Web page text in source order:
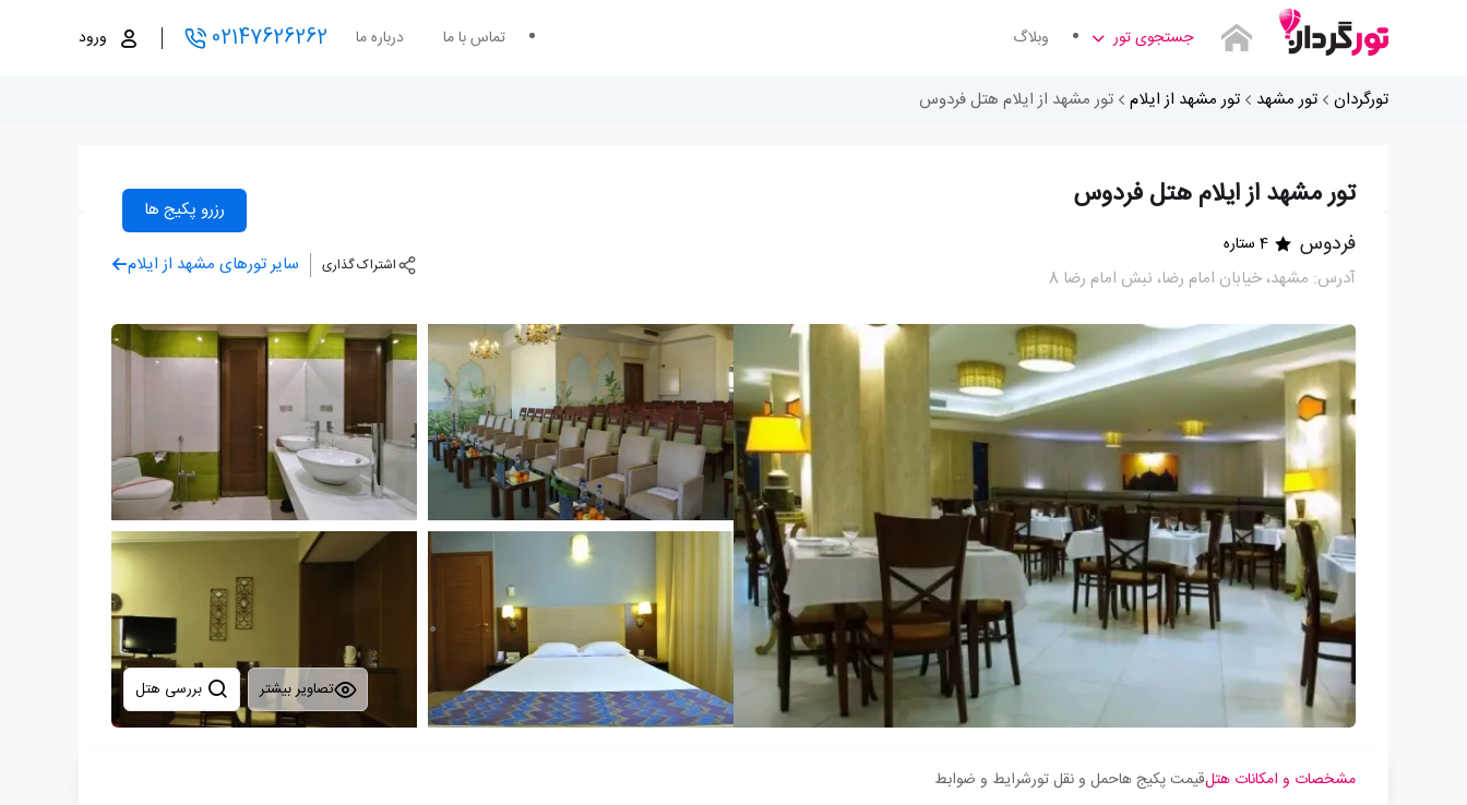
جستجوی تور وبلاگ تماس با ما درباره ما 02147626262 ورود
تورگردان تور مشهد تور مشهد از ایلام تور مشهد از ایلام هتل فردوس
تور مشهد از ایلام هتل فردوس رزرو پکیج ها
فردوس 4 ستاره
آدرس: مشهد، خيابان امام رضا، نبش امام رضا 8
اشتراک گذاری سایر تورهای مشهد از ایلام
تصاویر بیشتر
مشخصات و امکانات هتلقیمت پکیج هاحمل و نقل تورشرایط و ضوابط